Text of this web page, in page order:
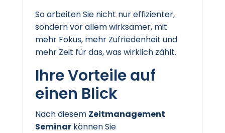
So arbeiten Sie nicht nur effizienter,
sondern vor allem wirksamer, mit
mehr Fokus, mehr Zufriedenheit und
mehr Zeit für das, was wirklich zählt.
Ihre Vorteile auf
einen Blick
Nach diesem Zeitmanagement
Seminarkönnen Sie